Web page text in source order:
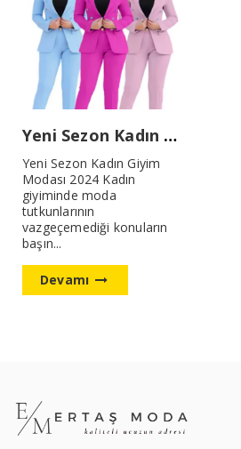
Yeni Sezon Kadın Giyim Modası 2024
Yeni Sezon Kadın Giyim
Modası 2024 Kadın
giyiminde moda
tutkunlarının
vazgeçemediği konuların
başın...
Devamı